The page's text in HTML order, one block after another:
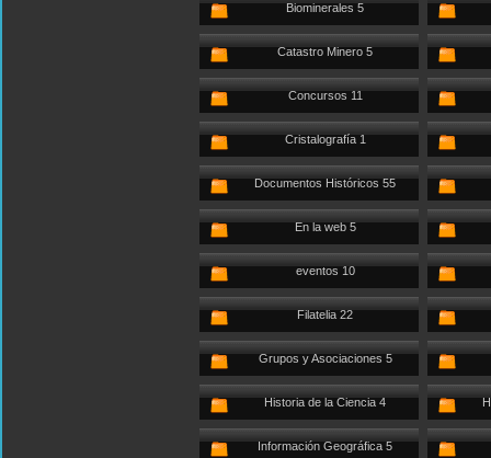
Biominerales 5
Catastro Minero 5
Concursos 11
Cristalografía 1
Documentos Históricos 55
En la web 5
eventos 10
Filatelia 22
Grupos y Asociaciones 5
Historia de la Ciencia 4
Información Geográfica 5